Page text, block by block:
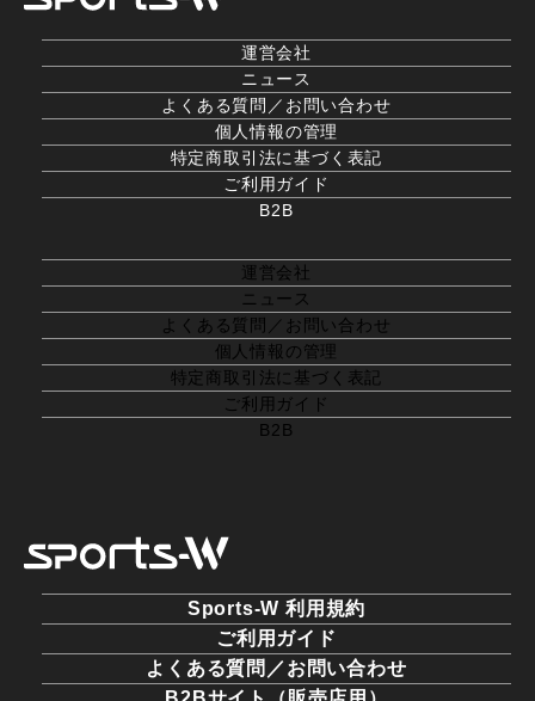
運営会社
ニュース
よくある質問／お問い合わせ
個人情報の管理
特定商取引法に基づく表記
ご利用ガイド
B2B
運営会社
ニュース
よくある質問／お問い合わせ
個人情報の管理
特定商取引法に基づく表記
ご利用ガイド
B2B
Sports-W 利用規約
ご利用ガイド
よくある質問／お問い合わせ